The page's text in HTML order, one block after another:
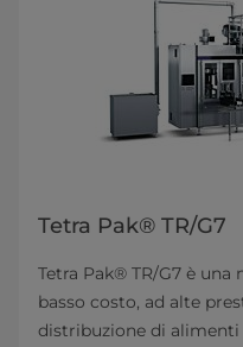
Tetra Pak® TR/G7
Tetra Pak® TR/G7 è
basso costo, ad alte
distribuzione di